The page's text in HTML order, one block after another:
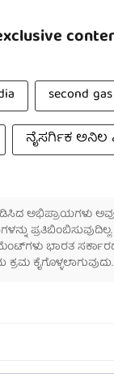
second
ನೈಸರ್ಗಿಕ ಅನಿಲ
ಅಭಿಪ್ರಾಯಗಳು
ಭಾರತ
ಕೈಗೊಳ್ಳಲಾಗುವುದು.